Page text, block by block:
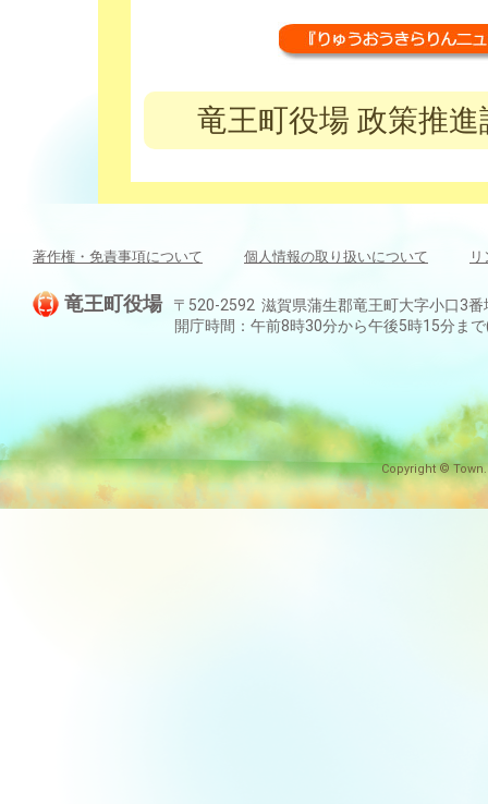
竜王町役場 政策推
著作権・免責事項について 個人情報の取り扱いについて
竜王町役場
〒520-2592 滋賀県蒲生郡竜王町大字小口3
開庁時間：午前8時30分から午後5時15分ま
Copyright ©